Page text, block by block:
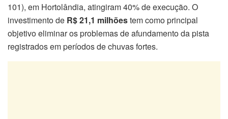
101), em Hortolândia, atingiram 40% de execução. O
investimento de R$ 21,1 milhõestem como principal
objetivo eliminar os problemas de afundamento da pista
registrados em períodos de chuvas fortes.